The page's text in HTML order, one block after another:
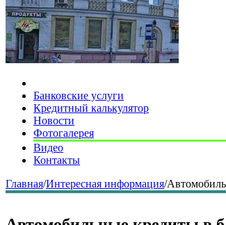
Банковские услуги
Кредитный калькулятор
Новости
Фотогалерея
Видео
Контакты
Главная/Интересная информация/